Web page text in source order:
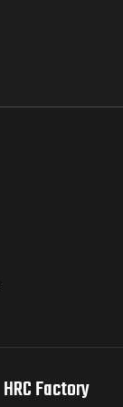
HRC Factory